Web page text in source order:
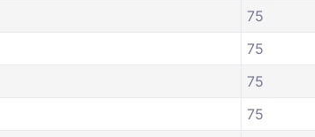
75
75
75
75